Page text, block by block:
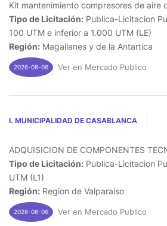
Kit mantenimiento compresores de aire
Tipo de Licitación: Publica-Licitacion
100 UTM e inferior a 1.000 UTM (LE)
Región: Magallanes y de la Antartica
2026-08-06 Ver en Mercado Publico
I. MUNICIPALIDAD DE CASABLANCA
ADQUISICION DE COMPONENTES
Tipo de Licitación: Publica-Licitacion
UTM (L1)
Región: Region de Valparaiso
2026-08-06 Ver en Mercado Publico